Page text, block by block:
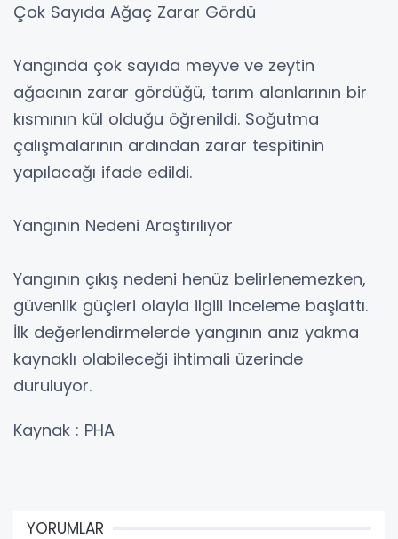
Çok Sayıda Ağaç Zarar Gördü
Yangında çok sayıda meyve ve zeytin
ağacının zarar gördüğü, tarım alanlarının bir
kısmının kül olduğu öğrenildi. Soğutma
çalışmalarının ardından zarar tespitinin
yapılacağı ifade edildi.
Yangının Nedeni Araştırılıyor
Yangının çıkış nedeni henüz belirlenemezken,
güvenlik güçleri olayla ilgili inceleme başlattı.
İlk değerlendirmelerde yangının anız yakma
kaynaklı olabileceği ihtimali üzerinde
duruluyor.
Kaynak : PHA
YORUMLAR